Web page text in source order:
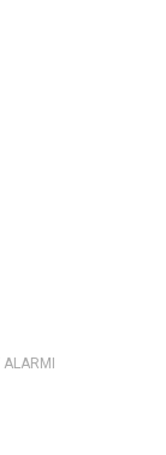
ALARMI